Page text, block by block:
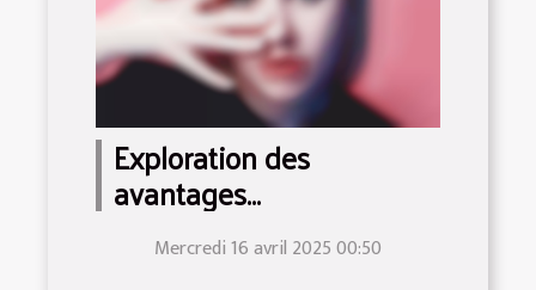
Exploration des
avantages
psychologiques des
poupées réalistes pour
Mercredi 16 avril 2025 00:50